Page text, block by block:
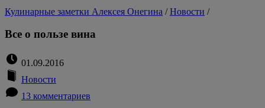
Кулинарные заметки Алексея Онегина /Новости /
Все о пользе вина
01.09.2016
Новости
13 комментариев